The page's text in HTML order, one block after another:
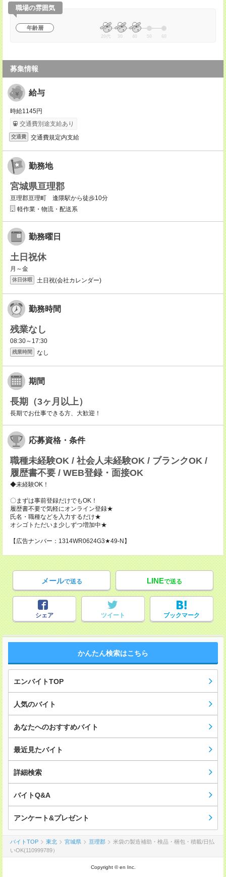
職場の雰囲気
年齢層
20代 30 40 50 60
募集情報
給与
時給1145円
交通費別途支給あり
交通費 交通費規定内支給
勤務地
宮城県亘理郡
亘理郡亘理町 逢隈駅から徒歩10分
軽作業・物流・配送系
勤務曜日
土日祝休
月～金
休日休暇 土日祝(会社カレンダー)
勤務時間
残業なし
08:30～17:30
残業時間 なし
期間
長期（3ヶ月以上）
長期でお仕事できる方、大歓迎！
応募資格・条件
職種未経験OK / 社会人未経験OK / ブランクOK /
履歴書不要 / WEB登録・面接OK
◆未経験OK！
〇まずは事前登録だけでもOK！
履歴書不要で気軽にオンライン登録★
氏名・職種などを入力するだけ★
オシゴトただいま少しずつ増加中★
【広告ナンバー：1314WR0624G3★49-N】
メールで送る LINEで送る
シェア ツイート ブックマーク
かんたん検索はこちら
エンバイトTOP
人気のバイト
あなたへのおすすめバイト
最近見たバイト
詳細検索
バイトQ&A
アンケート&プレゼント
バイトTOP 東北 宮城県 亘理郡
米袋の製造補助・検品・梱包・積載/日払
いOK(110999789）
Copyright © en Inc.